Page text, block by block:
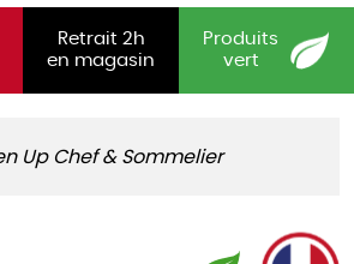
Retrait 2h
en magasin
Produits
vert
Up Chef & Sommelier